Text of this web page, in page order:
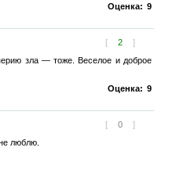
Оценка: 9
[ 2 ]
зла — тоже. Веселое и доброе
Оценка: 9
[ 0 ]
люблю.